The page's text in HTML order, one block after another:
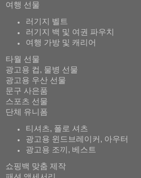
여행 선물
러기지 벨트
러기지 백 및 여권 파우치
여행 가방 및 캐리어
타월 선물
광고용 컵, 물병 선물
광고용 우산 선물
문구 사은품
스포츠 선물
단체 유니폼
티셔츠, 폴로 셔츠
광고용 윈드브레이커, 아우터
광고용 조끼, 베스트
쇼핑백 맞춤 제작